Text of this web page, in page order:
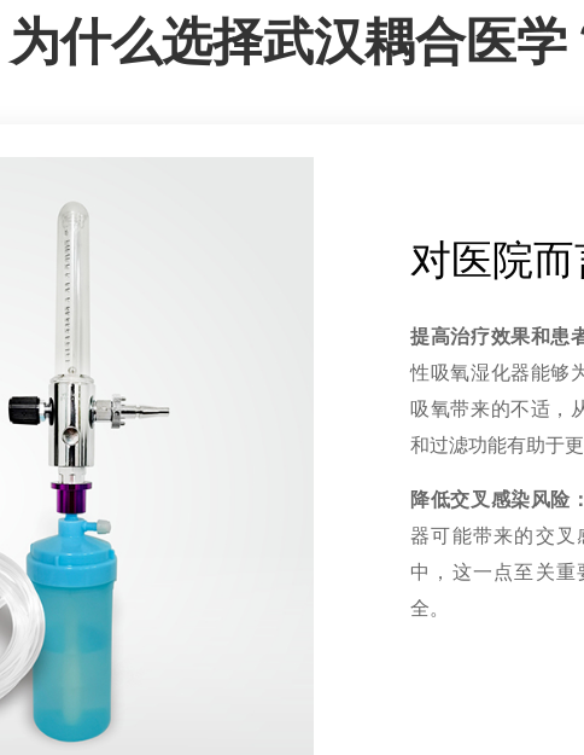
为什么选择武汉耦合医学
对医院
提高治疗效果和患
性吸氧湿化器能够
吸氧带来的不适，
和过滤功能有助于
降低交叉感染风险
器可能带来的交
中，这一点至关
全。